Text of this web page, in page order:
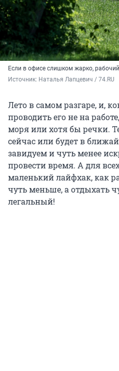
Если в офисе слишком жарко,
Источник: Наталья Лапцевич / 74.RU
Лето в самом разгаре, и,
проводить его не на
моря или хотя бы речки.
сейчас или будет в
завидуем и чуть менее
провести время. А для
маленький лайфхак, как
чуть меньше, а отдыхать
легальный!